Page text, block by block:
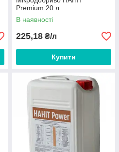
Premium 20 л
В наявності
225,18 ₴/л
Купити